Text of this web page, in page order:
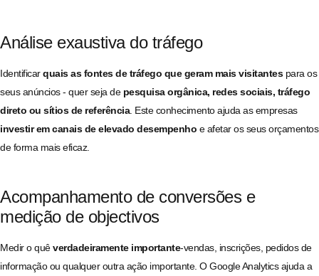
Análise exaustiva do tráfego
Identificarquais as fontes de tráfego que geram mais visitantespara os
seus anúncios - quer seja de pesquisa orgânica, redes sociais, tráfego
direto ou sítios de referência. Este conhecimento ajuda as empresas
investir em canais de elevado desempenho e afetar os seus orçamentos
de forma mais eficaz.
Acompanhamento de conversões e
medição de objectivos
Medir o quêverdadeiramente importante-vendas, inscrições, pedidos de
informação ou qualquer outra ação importante. O Google Analytics ajuda a